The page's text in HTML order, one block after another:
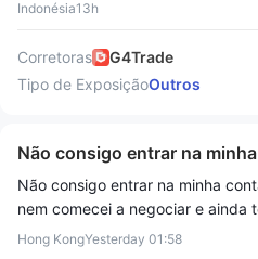
Altamente recomendado
Indonésia13h
Corretoras
G4Trade
Tipo de ExposiçãoOutros
Não consigo entrar na
comecei a negociar e ainda
conta. Entrei em contato
cliente, mas eles não
Não consigo entrar na minha
nem comecei a negociar e ainda
na minha conta. Entrei em contato
Hong KongYesterday 01:58